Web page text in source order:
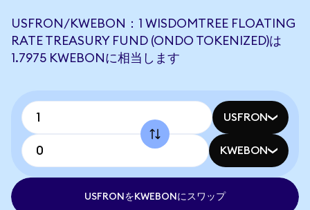
USFRON/KWEBON：1 WISDOMTREE FLOATING
RATE TREASURY FUND (ONDO TOKENIZED)は
1.7975 KWEBONに相当します
USFRON
KWEBON
USFRONをKWEBONにスワップ